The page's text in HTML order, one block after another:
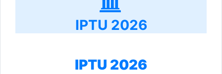
IPTU 2026
IPTU 2026